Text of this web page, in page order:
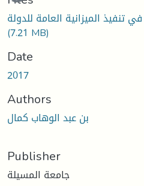
(7.21 MB)
Date
2017
Authors
بن عبد الوهاب كمال
Publisher
جامعة المسيلة